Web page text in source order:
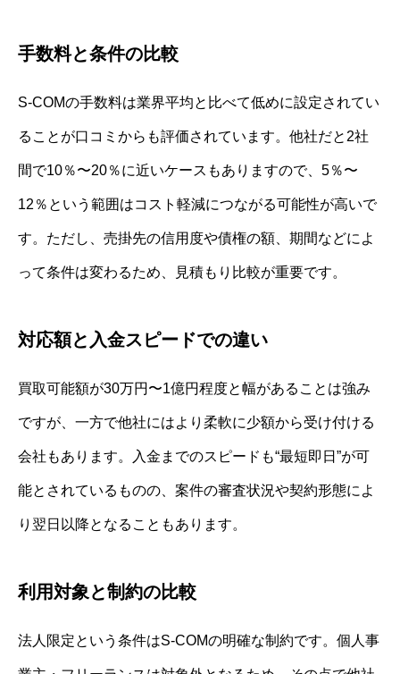
手数料と条件の比較
S-COMの手数料は業界平均と比べて低めに設定されてい
ることが口コミからも評価されています。他社だと2社
間で10％〜20％に近いケースもありますので、5％〜
12％という範囲はコスト軽減につながる可能性が高いで
す。ただし、売掛先の信用度や債権の額、期間などによ
って条件は変わるため、見積もり比較が重要です。
対応額と入金スピードでの違い
買取可能額が30万円〜1億円程度と幅があることは強み
ですが、一方で他社にはより柔軟に少額から受け付ける
会社もあります。入金までのスピードも“最短即日”が可
能とされているものの、案件の審査状況や契約形態によ
り翌日以降となることもあります。
利用対象と制約の比較
法人限定という条件はS-COMの明確な制約です。個人事